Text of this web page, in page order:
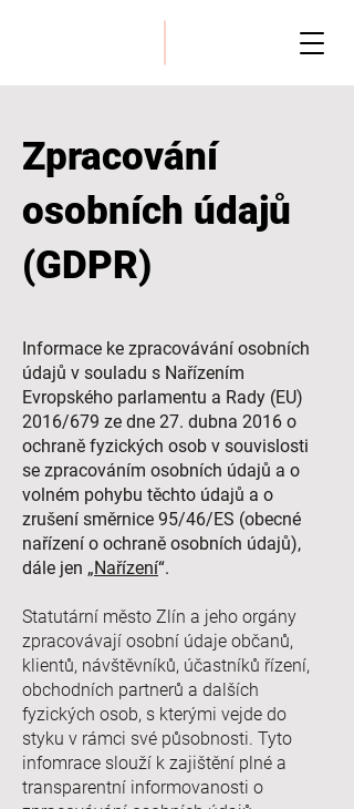
Informace ke zpracovávání osobních
údajů v souladu s Nařízením
Evropského parlamentu a Rady (EU)
2016/679 ze dne 27. dubna 2016 o
ochraně fyzických osob v souvislosti
se zpracováním osobních údajů a o
volném pohybu těchto údajů a o
zrušení směrnice 95/46/ES (obecné
nařízení o ochraně osobních údajů),
dále jen „Nařízení“.
Statutární město Zlín a jeho orgány
zpracovávají osobní údaje občanů,
klientů, návštěvníků, účastníků řízení,
obchodních partnerů a dalších
fyzických osob, s kterými vejde do
styku v rámci své působnosti. Tyto
infomrace slouží k zajištění plné a
transparentní informovanosti o
Zpracování
osobních údajů
(GDPR)